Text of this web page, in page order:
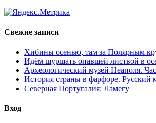
Свежие записи
Хибины осенью, там за Полярным
Идём шуршать опавшей листвой в
Археологический музей Неаполя.
История страны в фарфоре. Русский
Северная Португалия: Ламегу
Вход